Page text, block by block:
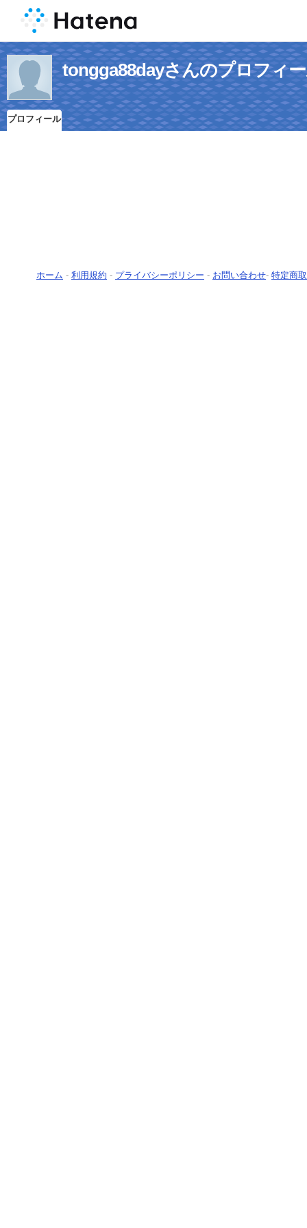
tongga88dayさんのプロフィ
プロフィール
ホーム - 利用規約 - プライバシーポリシー - お問い合わせ- 特定商